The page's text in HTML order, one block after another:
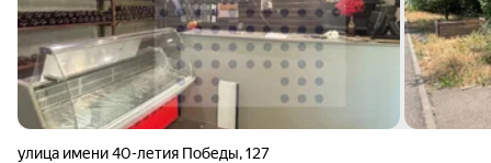
улица имени 40-летия Победы,127